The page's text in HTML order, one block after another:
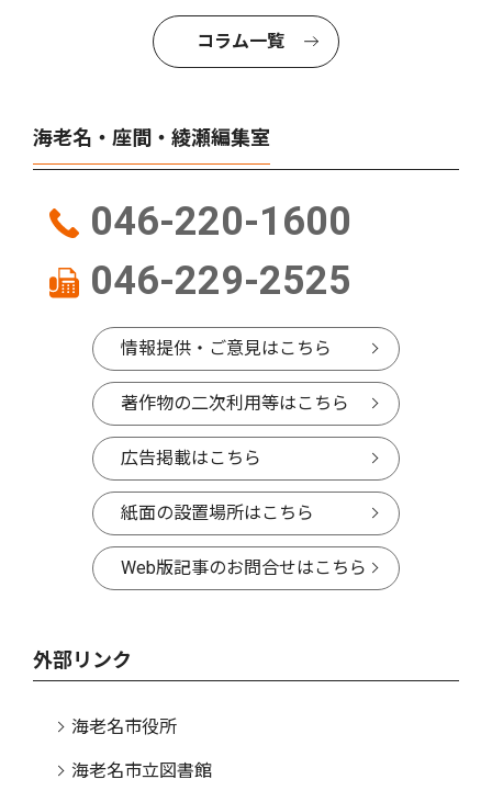
コラム一覧
海老名・座間・綾瀬編集室
046-220-1600
046-229-2525
情報提供・ご意見はこちら
著作物の二次利用等はこちら
広告掲載はこちら
紙面の設置場所はこちら
Web版記事のお問合せはこちら
外部リンク
海老名市役所
海老名市立図書館